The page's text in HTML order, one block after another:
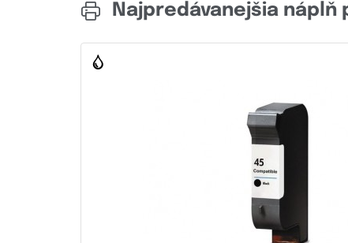
Najpredávanejšia náplň